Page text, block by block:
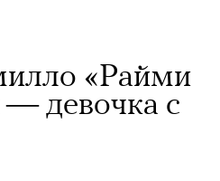
«Райми
девочка с